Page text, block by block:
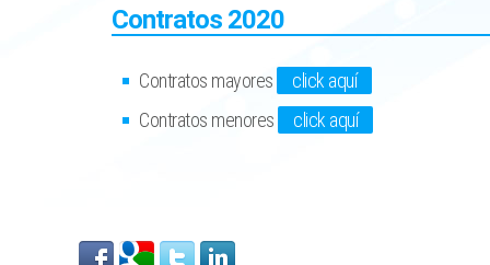
Contratos 2020
Contratos mayores
click aquí
Contratos menores
click aquí